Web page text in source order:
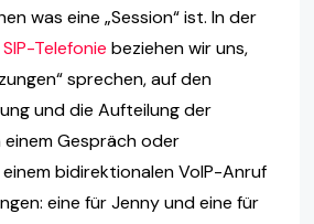
was eine „Session“ ist. In der
Telefonie beziehen wir uns,
sprechen, auf den
und die Aufteilung der
Gespräch oder
bidirektionalen VoIP-Anruf
eine für Jenny und eine für